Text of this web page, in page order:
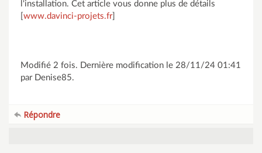
l'installation. Cet article vous donne plus de détails
www.davinci-projets.fr]
Modifié 2 fois. Dernière modification le 28/11/24 01:41
par Denise85.
Répondre